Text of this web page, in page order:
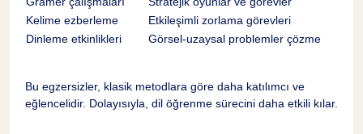
Kelime ezberleme
Etkileşimli zorlama görevleri
Dinleme etkinlikleri
Görsel-uzaysal problemler çözme
Bu egzersizler, klasik metodlara göre daha katılımcı ve
eğlencelidir. Dolayısıyla, dil öğrenme sürecini daha etkili kılar.